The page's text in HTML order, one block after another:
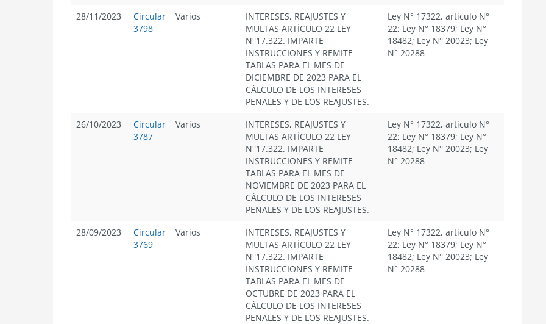
28/11/2023
Circular
3798
Varios
INTERESES, REAJUSTES Y
MULTAS ARTÍCULO 22 LEY
N°17.322. IMPARTE
INSTRUCCIONES Y REMITE
TABLAS PARA EL MES DE
DICIEMBRE DE 2023 PARA EL
CÁLCULO DE LOS INTERESES
PENALES Y DE LOS REAJUSTES.
Ley N° 17322, artículo N°
22; Ley N° 18379; Ley N°
18482; Ley N° 20023; Ley
N° 20288
26/10/2023
Circular
3787
Varios
INTERESES, REAJUSTES Y
MULTAS ARTÍCULO 22 LEY
N°17.322. IMPARTE
INSTRUCCIONES Y REMITE
TABLAS PARA EL MES DE
NOVIEMBRE DE 2023 PARA EL
CÁLCULO DE LOS INTERESES
PENALES Y DE LOS REAJUSTES.
Ley N° 17322, artículo N°
22; Ley N° 18379; Ley N°
18482; Ley N° 20023; Ley
N° 20288
28/09/2023
Circular
3769
Varios
INTERESES, REAJUSTES Y
MULTAS ARTÍCULO 22 LEY
N°17.322. IMPARTE
INSTRUCCIONES Y REMITE
TABLAS PARA EL MES DE
OCTUBRE DE 2023 PARA EL
CÁLCULO DE LOS INTERESES
PENALES Y DE LOS REAJUSTES.
Ley N° 17322, artículo N°
22; Ley N° 18379; Ley N°
18482; Ley N° 20023; Ley
N° 20288